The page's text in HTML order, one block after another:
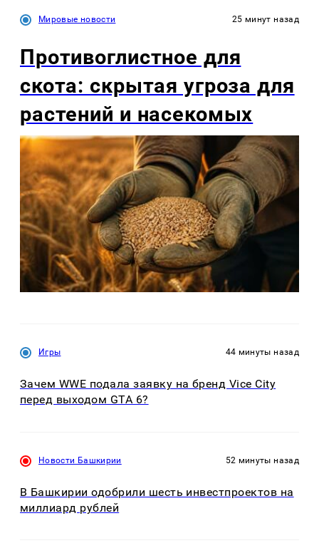
Мировые новости 25 минут назад
Противоглистное для
скота: скрытая угроза для
растений и насекомых
Игры 44 минуты назад
Зачем WWE подала заявку на бренд Vice City
перед выходом GTA 6?
Новости Башкирии 52 минуты назад
В Башкирии одобрили шесть инвестпроектов на
миллиард рублей